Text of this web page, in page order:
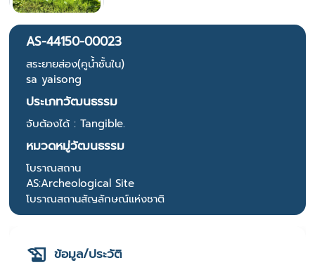
AS-44150-00023
สระยายส่อง(คูน้ำชั้นใน)
sa yaisong
ประเภทวัฒนธรรม
จับต้องได้ : Tangible.
หมวดหมู่วัฒนธรรม
โบราณสถาน
AS:Archeological Site
โบราณสถานสัญลักษณ์แห่งชาติ
ข้อมูล/ประวัติ